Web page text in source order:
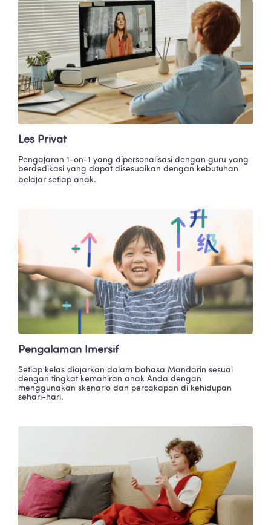
Les Privat
Pengajaran 1-on-1 yang dipersonalisasi dengan guru yang
berdedikasi yang dapat disesuaikan dengan kebutuhan
belajar setiap anak.
Pengalaman Imersif
Setiap kelas diajarkan dalam bahasa Mandarin sesuai
dengan tingkat kemahiran anak Anda dengan
menggunakan skenario dan percakapan di kehidupan
sehari-hari.